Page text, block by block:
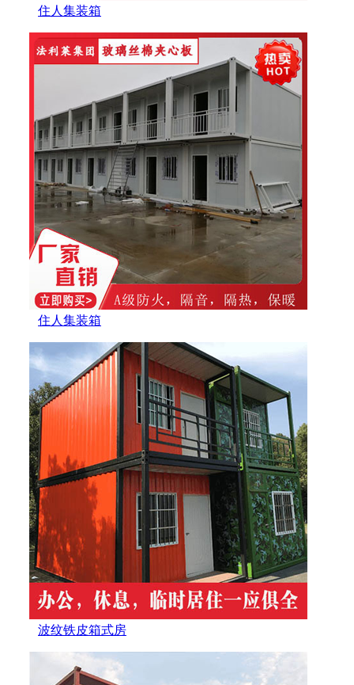
住人集装箱
住人集装箱
波纹铁皮箱式房